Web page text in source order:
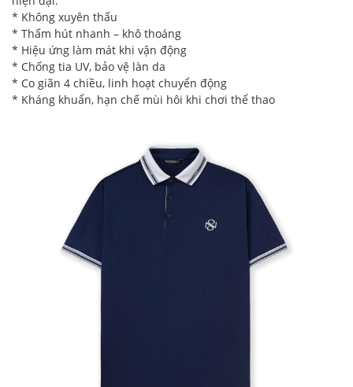
* Không xuyên thấu
* Thấm hút nhanh – khô thoáng
* Hiệu ứng làm mát khi vận động
* Chống tia UV, bảo vệ làn da
* Co giãn 4 chiều, linh hoạt chuyển động
* Kháng khuẩn, hạn chế mùi hôi khi chơi thể thao